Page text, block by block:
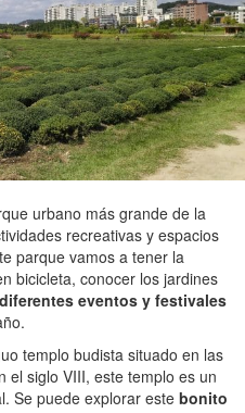
urbano más grande de la
recreativas y espacios
parque vamos a tener la
bicicleta, conocer los jardines
diferentes eventos y festivales
templo budista situado en las
el siglo VIII, este templo es un
Se puede explorar este bonito